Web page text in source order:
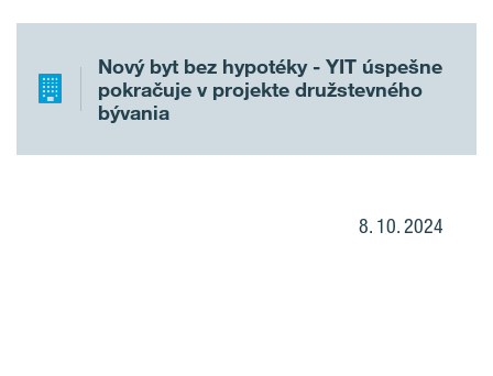
Nový byt bez hypotéky - YIT úspešne
pokračuje v projekte družstevného
bývania
8. 10. 2024